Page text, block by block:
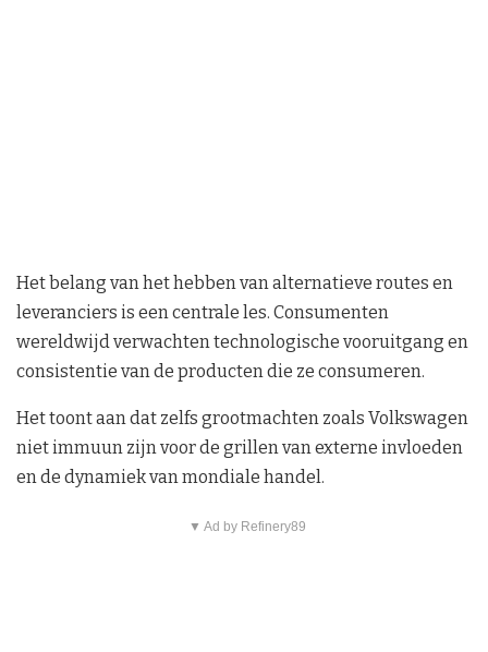
Het belang van het hebben van alternatieve routes en
leveranciers is een centrale les. Consumenten
wereldwijd verwachten technologische vooruitgang en
consistentie van de producten die ze consumeren.
Het toont aan dat zelfs grootmachten zoals Volkswagen
niet immuun zijn voor de grillen van externe invloeden
en de dynamiek van mondiale handel.
▼ Ad by Refinery89